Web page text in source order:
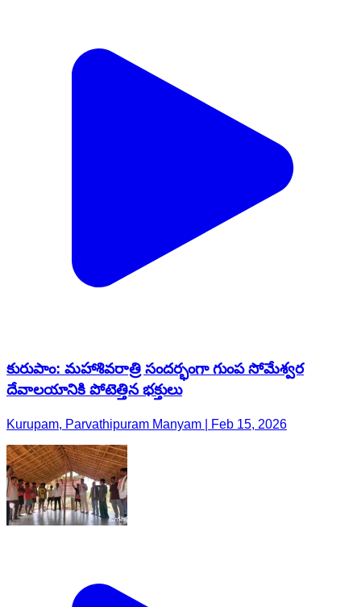
కురుపాం: మహాశివరాత్రి సందర్భంగా గుంప సోమేశ్వర
దేవాలయానికి పోటెత్తిన భక్తులు
Kurupam, Parvathipuram Manyam | Feb 15, 2026